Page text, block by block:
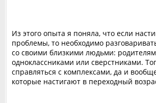
Из этого опыта я поняла, что если
проблемы, то необходимо
со своими близкими людьми:
одноклассниками или сверстниками.
справляться с комплексами, да и
которые настигают в переходный